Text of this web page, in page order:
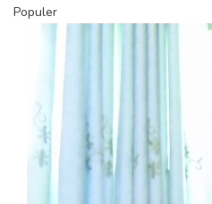
Populer